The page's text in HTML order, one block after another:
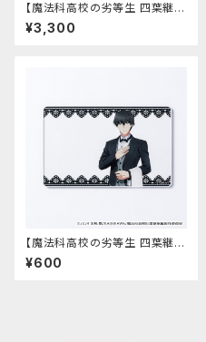
【魔法科高校の劣等生 四葉継承
編】B2タペストリー
¥3,300
【魔法科高校の劣等生 四葉継承
編】アクリルカード（司波 達也）
¥600